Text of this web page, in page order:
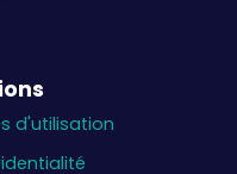
d'utilisation